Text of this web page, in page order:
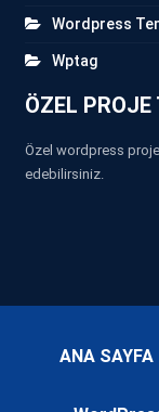
Wordpress
Wptag
ÖZEL PROJE
Özel wordpress
edebilirsiniz.
ANA SAYFA